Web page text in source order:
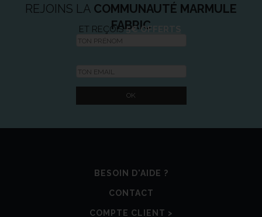
REJOINS LA COMMUNAUTÉ MARMULE
FABRIC
ET REÇOIS5€ OFFERTS
BESOIN D'AIDE ?
CONTACT
COMPTE CLIENT >